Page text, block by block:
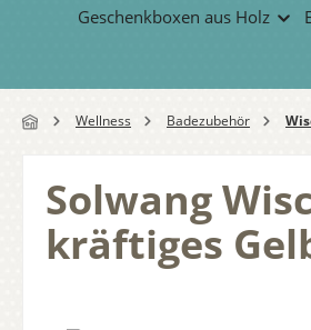
Geschenkboxen aus Holz
Wellness Badezubehör
Solwang
kräftiges